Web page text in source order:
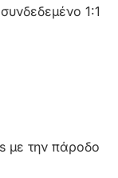
1:1
με την πάροδο